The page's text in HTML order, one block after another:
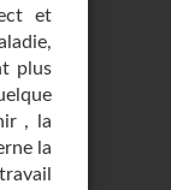
et
plus
, la
la